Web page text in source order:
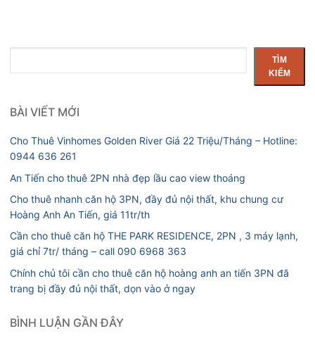
kiếm
TÌM
KIẾM
BÀI VIẾT MỚI
Cho Thuê Vinhomes Golden River Giá 22 Triệu/Tháng – Hotline:
0944 636 261
An Tiến cho thuê 2PN nhà đẹp lầu cao view thoáng
Cho thuê nhanh căn hộ 3PN, đầy đủ nội thất, khu chung cư
Hoàng Anh An Tiến, giá 11tr/th
Cần cho thuê căn hộ THE PARK RESIDENCE, 2PN , 3 máy lạnh,
giá chỉ 7tr/ tháng – call 090 6968 363
Chính chủ tôi cần cho thuê căn hộ hoàng anh an tiến 3PN đã
trang bị đầy đủ nội thất, dọn vào ở ngay
BÌNH LUẬN GẦN ĐÂY